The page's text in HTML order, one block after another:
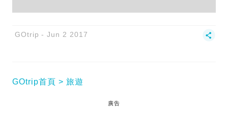
GOtrip Jun 2 2017
GOtrip首頁 旅遊
廣告